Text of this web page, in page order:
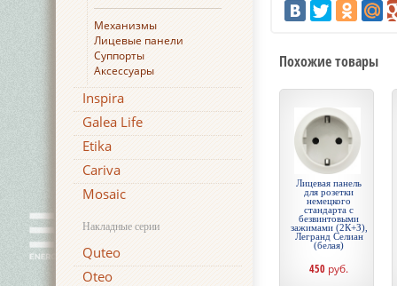
Механизмы
Лицевые панели
Суппорты
Аксессуары
Inspira
Galea Life
Etika
Cariva
Mosaic
Накладные серии
Quteo
Oteo
Похожие товары
Лицевая панель
для розетки
немецкого
стандарта с
безвинтовыми
зажимами (2К+З),
Легранд Селиан
(белая)
450 руб.